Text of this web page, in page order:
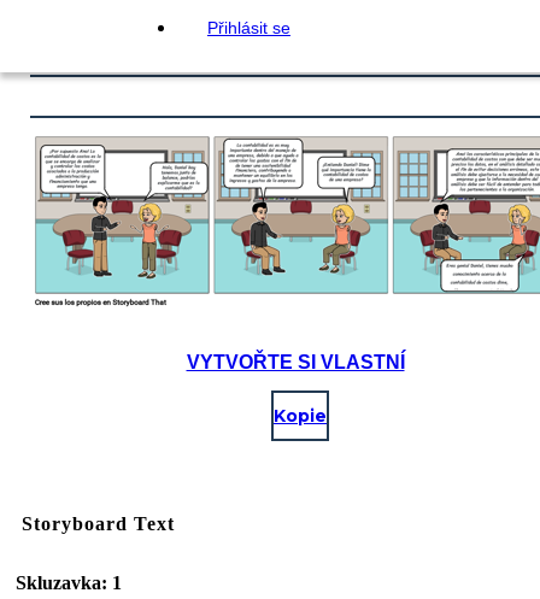
Přihlásit se
VYTVOŘTE SI VLASTNÍ
Kopie
Storyboard Text
Skluzavka: 1